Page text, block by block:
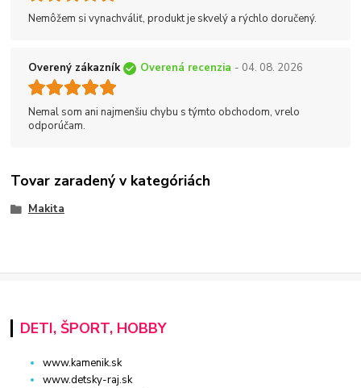
Nemôžem si vynachváliť, produkt je skvelý a rýchlo doručený.
Overený zákazník Overená recenzia - 04. 08. 2026
Nemal som ani najmenšiu chybu s týmto obchodom, vrelo
odporúčam.
Tovar zaradený v kategóriách
Makita
DETI, ŠPORT, HOBBY
www.kamenik.sk
www.detsky-raj.sk